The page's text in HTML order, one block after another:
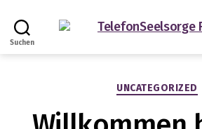
Suchen
Fulda
UNCATEGORIZED